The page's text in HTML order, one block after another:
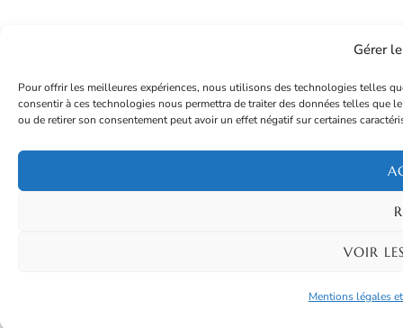
Gérer
Pour offrir les meilleures expériences, nous utilisons des technologies telles
consentir à ces technologies nous permettra de traiter des données telles que
ou de retirer son consentement peut avoir un effet négatif sur certaines
VOIR
Mentions légales